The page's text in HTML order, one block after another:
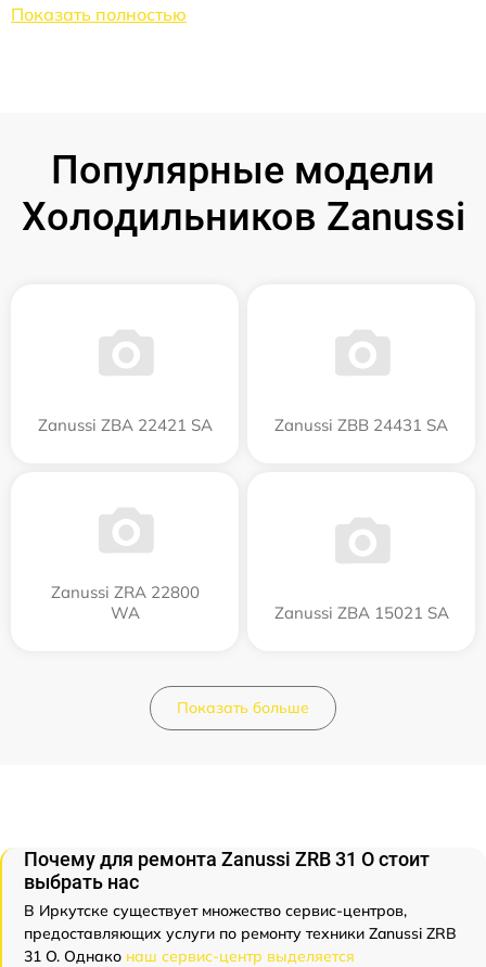
Показать полностью
Популярные модели
Холодильников Zanussi
Zanussi ZBA 22421 SA Zanussi ZBB 24431 SA
Zanussi ZRA 22800
WA
Zanussi ZBA 15021 SA
Показать больше
Почему для ремонта Zanussi ZRB 31 O стоит
выбрать нас
В Иркутске существует множество сервис-центров,
предоставляющих услуги по ремонту техники Zanussi ZRB
31 O. Однако наш сервис-центр выделяется